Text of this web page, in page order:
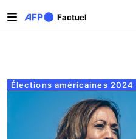
Factuel
Onglets principaux
Élections américaines 2024